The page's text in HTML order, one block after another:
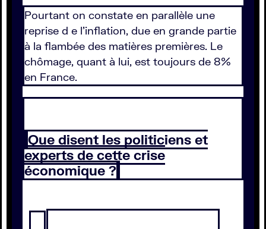
Pourtant on constate en parallèle une
reprise d e l'inflation, due en grande partie
à la flambée des matières premières. Le
chômage, quant à lui, est toujours de 8%
en France.
Que disent les politiciens et
experts de cette crise
économique ?